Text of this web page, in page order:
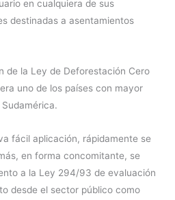
en cualquiera de sus
destinadas a asentamientos
de la Ley de Deforestación Cero
uno de los países con mayor
fácil aplicación, rápidamente se
en forma concomitante, se
a la Ley 294/93 de evaluación
desde el sector público como